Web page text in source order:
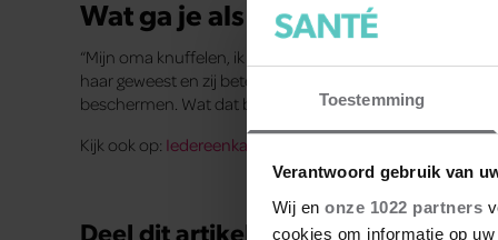
Toestemming
Verantwoord gebruik van
Wij en onze 1022 partners
cookies om informatie op
Wat ga je als eerste weer doen
“Mijn oma knuffelen, ik kan niet wachten. Ze is
haar geweest en zij betekent alles voor me. Dat ik haar
beschermen. Wat dat betreft zal ik blij zijn als we niet
Kijk ook op: Iedereenkankoken.nl
Tekst
Deel dit artikel op social media!